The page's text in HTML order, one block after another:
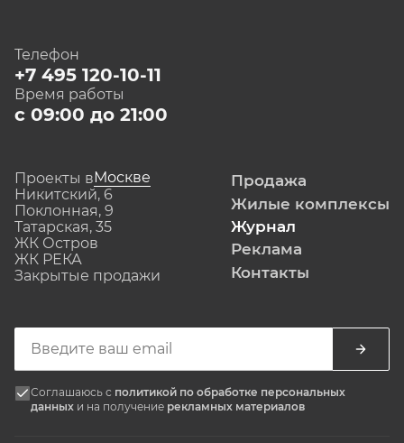
Телефон
+7 495 120-10-11
Время работы
с 09:00 до 21:00
Проекты вМоскве
Никитский, 6
Поклонная, 9
Татарская, 35
ЖК Остров
ЖК РЕКА
Закрытые продажи
Продажа
Жилые комплексы
Журнал
Реклама
Контакты
Соглашаюсь с политикой по обработке персональных
данных и на получение рекламных материалов